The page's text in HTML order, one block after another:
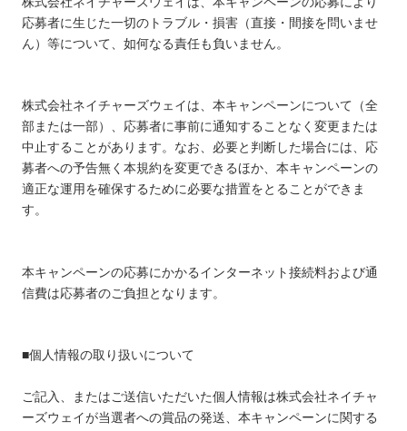
応募者に生じた一切のトラブル・損害（直接・間接を問いませ
ん）等について、如何なる責任も負いません。
株式会社ネイチャーズウェイは、本キャンペーンについて（全
部または一部）、応募者に事前に通知することなく変更または
中止することがあります。なお、必要と判断した場合には、応
募者への予告無く本規約を変更できるほか、本キャンペーンの
適正な運用を確保するために必要な措置をとることができま
す。
本キャンペーンの応募にかかるインターネット接続料および通
信費は応募者のご負担となります。
■個人情報の取り扱いについて
ご記入、またはご送信いただいた個人情報は株式会社ネイチャ
ーズウェイが当選者への賞品の発送、本キャンペーンに関する